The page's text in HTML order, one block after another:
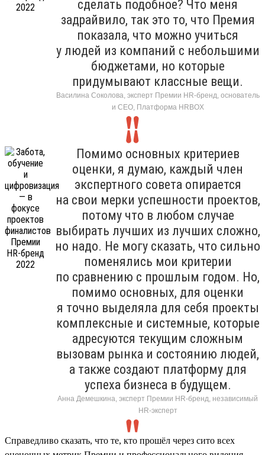
сделать подобное? Что меня
задрайвило, так это то, что Премия
показала, что можно учиться
у людей из компаний с небольшими
бюджетами, но которые
придумывают классные вещи.
Василина Соколова, эксперт Премии HR-бренд, основатель
и CEO, Платформа HRBOХ
Помимо основных критериев
оценки, я думаю, каждый член
экспертного совета опирается
на свои мерки успешности проектов,
потому что в любом случае
выбирать лучших из лучших сложно,
но надо. Не могу сказать, что сильно
поменялись мои критерии
по сравнению с прошлым годом. Но,
помимо основных, для оценки
я точно выделяла для себя проекты
комплексные и системные, которые
адресуются текущим сложным
вызовам рынка и состоянию людей,
а также создают платформу для
успеха бизнеса в будущем.
Анна Демешкина, эксперт Премии HR-бренд, независимый
HR-эксперт
Справедливо сказать, что те, кто прошёл через сито всех